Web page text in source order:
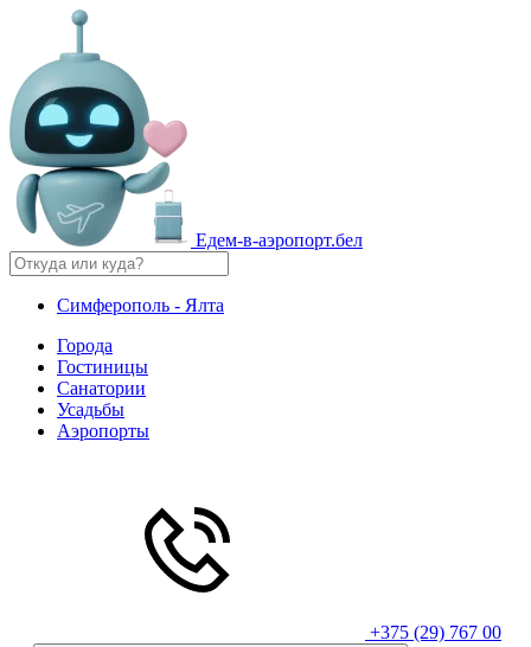
Едем-в-аэропорт.бел
Симферополь - Ялта
Города
Гостиницы
Санатории
Усадьбы
Аэропорты
+375 (29) 767 00